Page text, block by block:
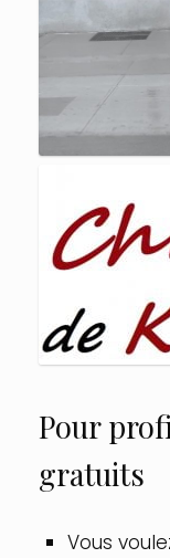
Pour
gratuits
Vous